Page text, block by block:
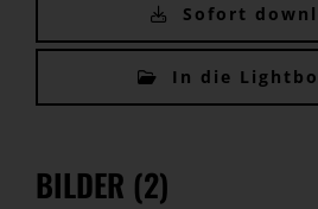
Sofort
In die
BILDER (2)